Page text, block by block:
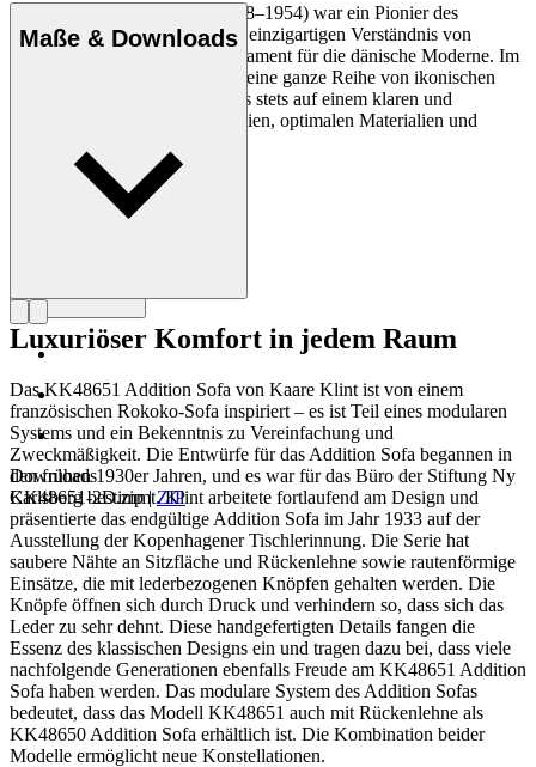
Der Architekt Kaare Klint (1888–1954) war ein Pionier des
dänischen Designs. Mit seinem einzigartigen Verständnis von
Proportionen schuf er das Fundament für die dänische Moderne. Im
Laufe seiner Karriere, in der er eine ganze Reihe von ikonischen
Designs entwarf, lag sein Fokus stets auf einem klaren und
logischen Design, sauberen Linien, optimalen Materialien und
Profil Kaare Klint
Maße & Downloads
Downloads
KK48651-2D.zip|ZIP
Luxuriöser Komfort in jedem Raum
Das KK48651 Addition Sofa von Kaare Klint ist von einem
französischen Rokoko-Sofa inspiriert – es ist Teil eines modularen
Systems und ein Bekenntnis zu Vereinfachung und
Zweckmäßigkeit. Die Entwürfe für das Addition Sofa begannen in
den frühen 1930er Jahren, und es war für das Büro der Stiftung Ny
Carlsberg bestimmt. Klint arbeitete fortlaufend am Design und
präsentierte das endgültige Addition Sofa im Jahr 1933 auf der
Ausstellung der Kopenhagener Tischlerinnung. Die Serie hat
saubere Nähte an Sitzfläche und Rückenlehne sowie rautenförmige
Einsätze, die mit lederbezogenen Knöpfen gehalten werden. Die
Knöpfe öffnen sich durch Druck und verhindern so, dass sich das
Leder zu sehr dehnt. Diese handgefertigten Details fangen die
Essenz des klassischen Designs ein und tragen dazu bei, dass viele
nachfolgende Generationen ebenfalls Freude am KK48651 Addition
Sofa haben werden. Das modulare System des Addition Sofas
bedeutet, dass das Modell KK48651 auch mit Rückenlehne als
KK48650 Addition Sofa erhältlich ist. Die Kombination beider
Modelle ermöglicht neue Konstellationen.